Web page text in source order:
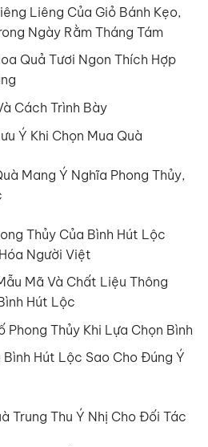
Liêng Của Giỏ Bánh Kẹo,
Ngày Rằm Tháng Tám
Quả Tươi Ngon Thích Hợp
Cách Trình Bày
Ý Khi Chọn Mua Quà
Mang Ý Nghĩa Phong Thủy,
Thủy Của Bình Hút Lộc
Người Việt
Mã Và Chất Liệu Thông
Hút Lộc
Phong Thủy Khi Lựa Chọn Bình
Hút Lộc Sao Cho Đúng Ý
Trung Thu Ý Nhị Cho Đối Tác